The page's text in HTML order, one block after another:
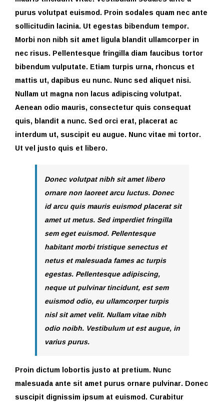
purus volutpat euismod. Proin sodales quam nec ante
sollicitudin lacinia. Ut egestas bibendum tempor.
Morbi non nibh sit amet ligula blandit ullamcorper in
nec risus. Pellentesque fringilla diam faucibus tortor
bibendum vulputate. Etiam turpis urna, rhoncus et
mattis ut, dapibus eu nunc. Nunc sed aliquet nisi.
Nullam ut magna non lacus adipiscing volutpat.
Aenean odio mauris, consectetur quis consequat
quis, blandit a nunc. Sed orci erat, placerat ac
interdum ut, suscipit eu augue. Nunc vitae mi tortor.
Ut vel justo quis et libero.
Donec volutpat nibh sit amet libero
ornare non laoreet arcu luctus. Donec
id arcu quis mauris euismod placerat sit
amet ut metus. Sed imperdiet fringilla
sem eget euismod. Pellentesque
habitant morbi tristique senectus et
netus et malesuada fames ac turpis
egestas. Pellentesque adipiscing,
neque ut pulvinar tincidunt, est sem
euismod odio, eu ullamcorper turpis
nisl sit amet velit. Nullam vitae nibh
odio noibh. Vestibulum ut est augue, in
varius purus.
Proin dictum lobortis justo at pretium. Nunc
malesuada ante sit amet purus ornare pulvinar. Donec
suscipit dignissim ipsum at euismod. Curabitur